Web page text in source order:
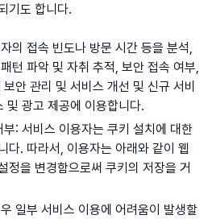
기도 합니다.
의 접속 빈도나 방문 시간 등을 분석,
턴 파악 및 자취 추적, 보안 접속 여부,
안 관리 및 서비스 개선 및 신규 서비
및 광고 제공에 이용합니다.
부: 서비스 이용자는 쿠키 설치에 대한
다. 따라서, 이용자는 아래와 같이 웹
정을 변경함으로써 쿠키의 저장을 거
일부 서비스 이용에 어려움이 발생할